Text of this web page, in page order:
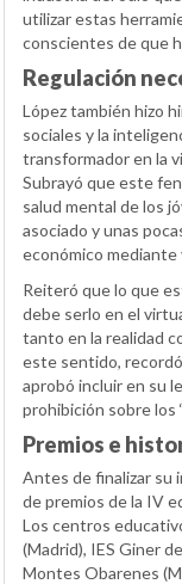
utilizar estas
conscientes de que
Regulación
López también hizo
sociales y la
transformador en la
Subrayó que este
salud mental de los
asociado y unas
económico
Reiteró que lo que
debe serlo en el
tanto en la realidad
este sentido,
aprobó incluir en su
prohibición sobre los
Premios e
Antes de finalizar su
de premios de la IV
Los centros
(Madrid), IES Giner
Montes Obarenes